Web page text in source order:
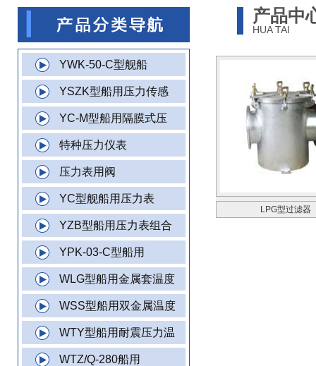
YWK-50-C型舰船
YSZK型船用压力传感
YC-M型船用隔膜式压
特种压力仪表
压力表用阀
YC型舰船用压力表
YZB型船用压力表组合
YPK-03-C型船用
WLG型船用金属套温度
WSS型船用双金属温度
WTY型船用耐震压力温
WTZ/Q-280船用
产品中
HUA TAI
LPG型过滤器